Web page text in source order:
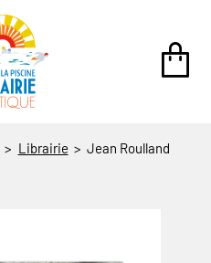
Librairie Jean Roulland